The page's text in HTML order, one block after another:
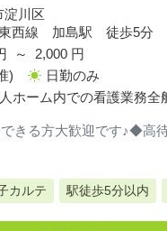
淀川区
西線 加島駅 徒歩5分
～ 2,000 円
)
日勤のみ
ホーム内での看護業務全
きる方大歓迎です♪◆高
カルテ 駅徒歩5分以内